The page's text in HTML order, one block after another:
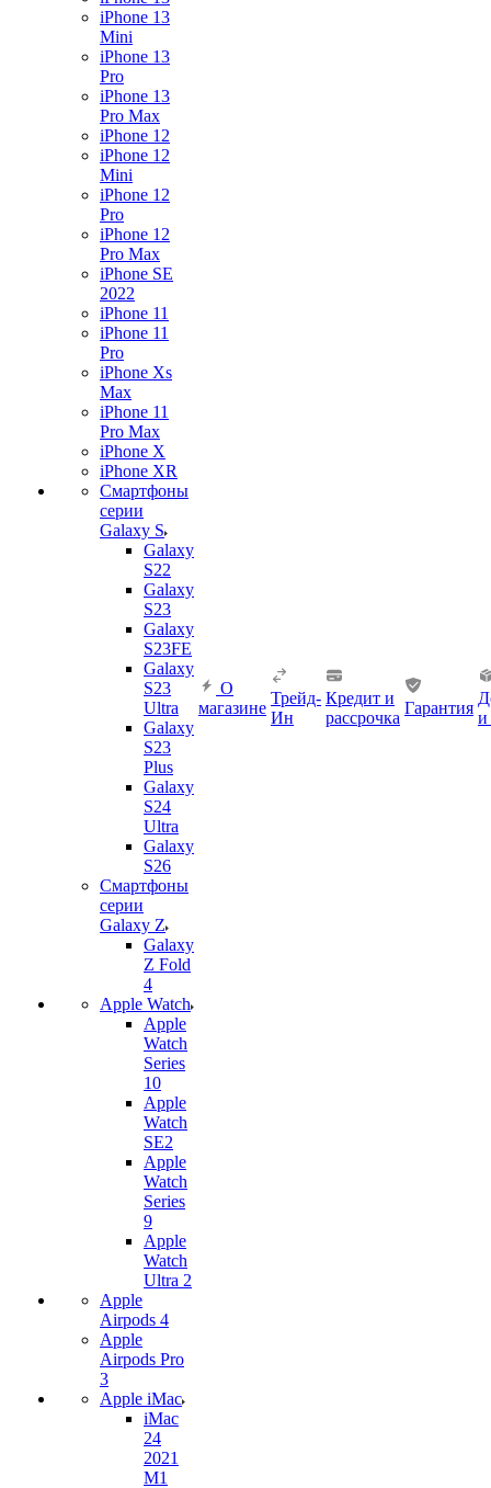
iPhone 13
Mini
iPhone 13
Pro
iPhone 13
Pro Max
iPhone 12
iPhone 12
Mini
iPhone 12
Pro
iPhone 12
Pro Max
iPhone SE
2022
iPhone 11
iPhone 11
Pro
iPhone Xs
Max
iPhone 11
Pro Max
iPhone X
iPhone XR
Смартфоны
серии
Galaxy S
Galaxy
S22
Galaxy
S23
Galaxy
S23FE
Galaxy
S23
Ultra
Galaxy
S23
Plus
Galaxy
S24
Ultra
Galaxy
S26
Смартфоны
серии
Galaxy Z
Galaxy
Z Fold
4
Apple Watch
Apple
Watch
Series
10
Apple
Watch
SE2
Apple
Watch
Series
9
Apple
Watch
Ultra 2
Apple
Airpods 4
Apple
Airpods Pro
3
Apple iMac
iMac
24
2021
M1
О
магазине
Трейд-
Ин
Кредит и
рассрочка
Гарантия
и